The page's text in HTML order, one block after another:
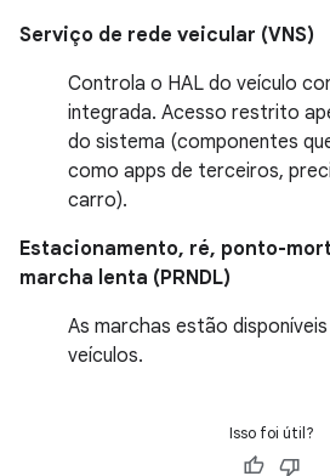
Serviço de rede veicular (VNS)
Controla o HAL do veículo
integrada. Acesso restrito
do sistema (componentes
como apps de terceiros,
carro).
Estacionamento, ré, ponto-
marcha lenta (PRNDL)
As marchas estão
veículos.
Isso foi útil?